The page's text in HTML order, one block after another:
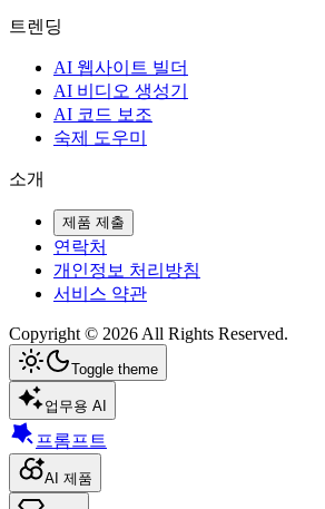
트렌딩
AI 웹사이트 빌더
AI 비디오 생성기
AI 코드 보조
숙제 도우미
소개
제품 제출
연락처
개인정보 처리방침
서비스 약관
Copyright © 2026All Rights Reserved.
Toggle theme
업무용 AI
프롬프트
AI 제품